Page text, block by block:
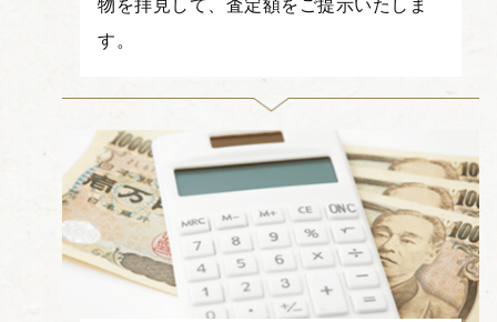
物を拝見して、査定額をご提示いたしま
す。